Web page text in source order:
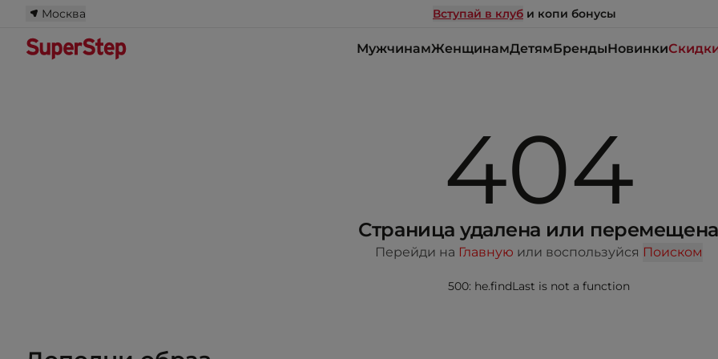
Москва Вступай в клуб и копи бонусы
МужчинамЖенщинамДетямБрендыНовинки
404
Страница удалена или перемещена
Перейди на Главную или воспользуйся Поиском
500: he.findLast is not a function